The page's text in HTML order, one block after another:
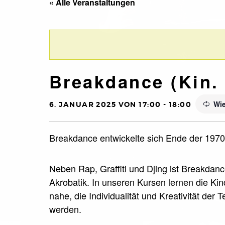
Breakdance
6. JANUAR 2025 VON 17:00 - 18:00
Breakdance entwickelte sich Ende der
Neben Rap, Graffiti und Djing ist
Akrobatik. In unseren Kursen lernen die
nahe, die Individualität und Kreativität der
werden.